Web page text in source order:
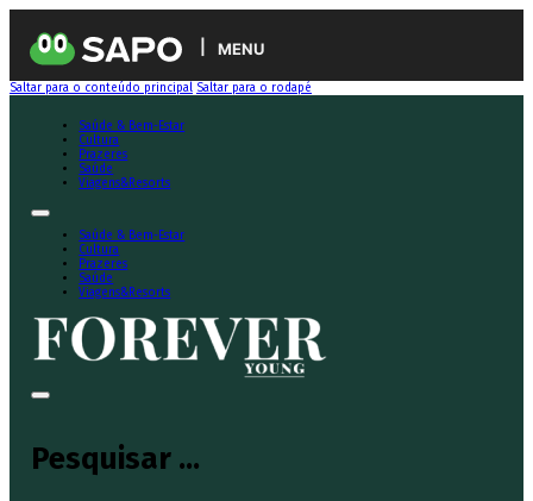
MENU
Saltar para o conteúdo principal Saltar para o rodapé
Saúde & Bem-Estar
Cultura
Prazeres
Saúde
Viagens&Resorts
Saúde & Bem-Estar
Cultura
Prazeres
Saúde
Viagens&Resorts
Pesquisar ...